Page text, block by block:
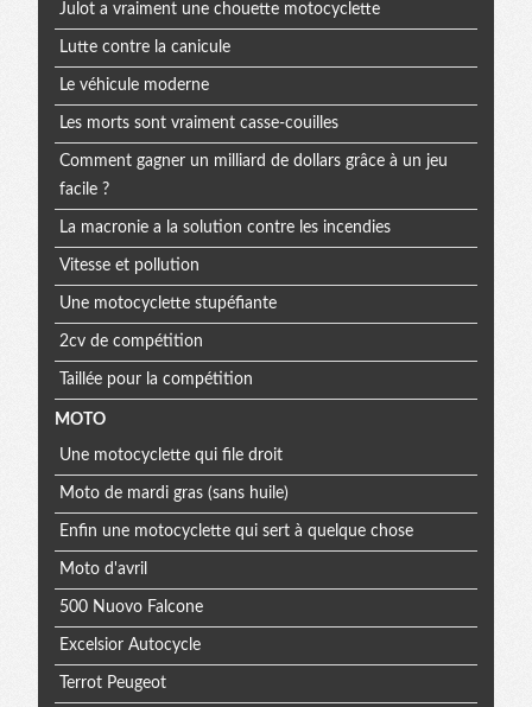
Julot a vraiment une chouette motocyclette
Lutte contre la canicule
Le véhicule moderne
Les morts sont vraiment casse-couilles
Comment gagner un milliard de dollars grâce à un jeu
facile ?
La macronie a la solution contre les incendies
Vitesse et pollution
Une motocyclette stupéfiante
2cv de compétition
Taillée pour la compétition
MOTO
Une motocyclette qui file droit
Moto de mardi gras (sans huile)
Enfin une motocyclette qui sert à quelque chose
Moto d'avril
500 Nuovo Falcone
Excelsior Autocycle
Terrot Peugeot